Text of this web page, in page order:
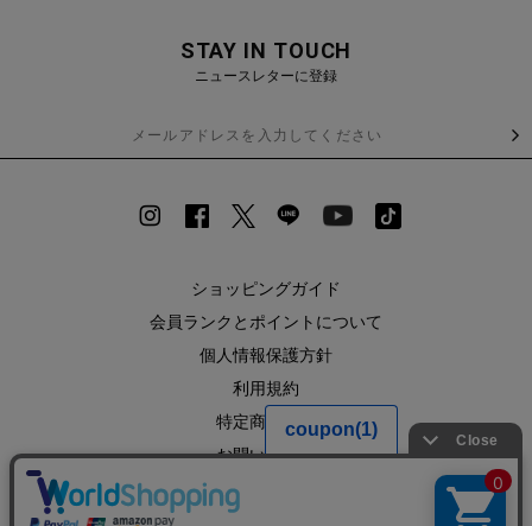
STAY IN TOUCH
ニュースレターに登録
ショッピングガイド
会員ランクとポイントについて
個人情報保護方針
利用規約
特定商取引法
お問い合わせ
企業情報